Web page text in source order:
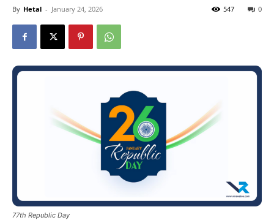
By Hetal - January 24, 2026 0
547
77th Republic Day